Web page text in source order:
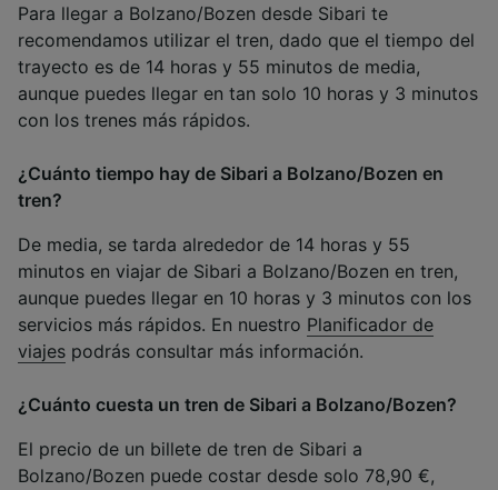
Para llegar a Bolzano/Bozen desde Sibari te
recomendamos utilizar el tren, dado que el tiempo del
trayecto es de 14 horas y 55 minutos de media,
aunque puedes llegar en tan solo 10 horas y 3 minutos
con los trenes más rápidos.
¿Cuánto tiempo hay de Sibari a Bolzano/Bozen en
tren?
De media, se tarda alrededor de 14 horas y 55
minutos en viajar de Sibari a Bolzano/Bozen en tren,
aunque puedes llegar en 10 horas y 3 minutos con los
servicios más rápidos. En nuestro Planificador de
viajes podrás consultar más información.
¿Cuánto cuesta un tren de Sibari a Bolzano/Bozen?
El precio de un billete de tren de Sibari a
Bolzano/Bozen puede costar desde solo 78,90 €,